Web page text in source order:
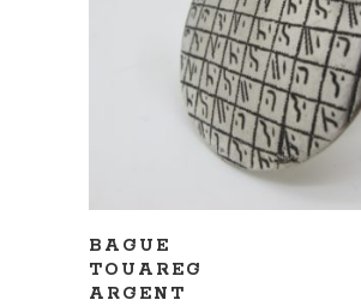
AJOUTER AU PANIER
BAGUE
TOUAREG
ARGENT